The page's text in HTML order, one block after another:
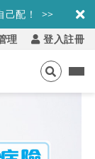
己配！ >>
理
登入註冊